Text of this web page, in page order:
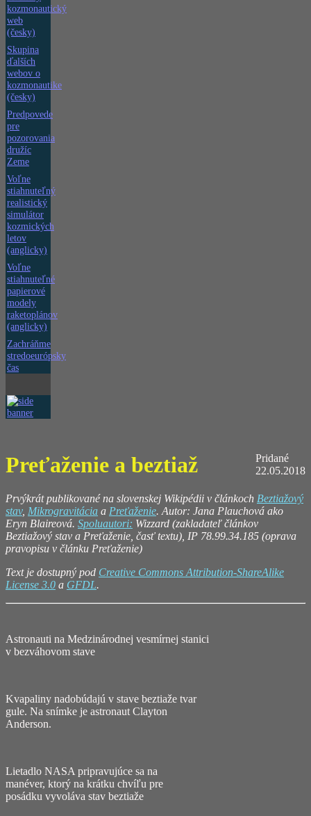
kozmonautický
web
(česky)
Skupina
ďalších
webov o
kozmonautike
(česky)
Predpovede
pre
pozorovania
družíc
Zeme
Voľne
stiahnuteľný
realistický
simulátor
kozmických
letov
(anglicky)
Voľne
stiahnuteľné
papierové
modely
raketoplánov
(anglicky)
Zachráňme
stredoeurópsky
čas
Pridané
22.05.2018
Preťaženie a beztiaž
Prvýkrát publikované na slovenskej Wikipédii v článkoch Beztiažový
stav, Mikrogravitácia a Preťaženie. Autor: Jana Plauchová ako
Eryn Blaireová. Spoluautori: Wizzard (zakladateľ článkov
Beztiažový stav a Preťaženie, časť textu), IP 78.99.34.185 (oprava
pravopisu v článku Preťaženie)
Text je dostupný pod Creative Commons Attribution-ShareAlike
License 3.0 a GFDL.
Astronauti na Medzinárodnej vesmírnej stanici
v bezváhovom stave
Kvapaliny nadobúdajú v stave beztiaže tvar
gule. Na snímke je astronaut Clayton
Anderson.
Lietadlo NASA pripravujúce sa na
manéver, ktorý na krátku chvíľu pre
posádku vyvoláva stav beztiaže